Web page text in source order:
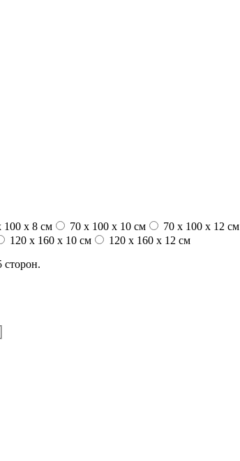
100 x 8 см 70 x 100 x 10 см 70 x 100 x 12 см
120 x 160 x 10 см
120 x 160 x 12 см
сторон.